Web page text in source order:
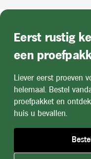
Eerst rustig
een
Liever eerst proeven
helemaal. Bestel
proefpakket en
huis u bevallen.